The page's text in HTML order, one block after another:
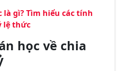
là gì? Tìm hiểu các tính
lệ thức
học về chia